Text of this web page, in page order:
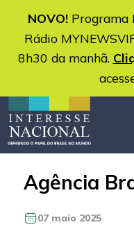
NOVO!Programa
Rádio
8h30 da manhã.
Agência
07 maio 2025